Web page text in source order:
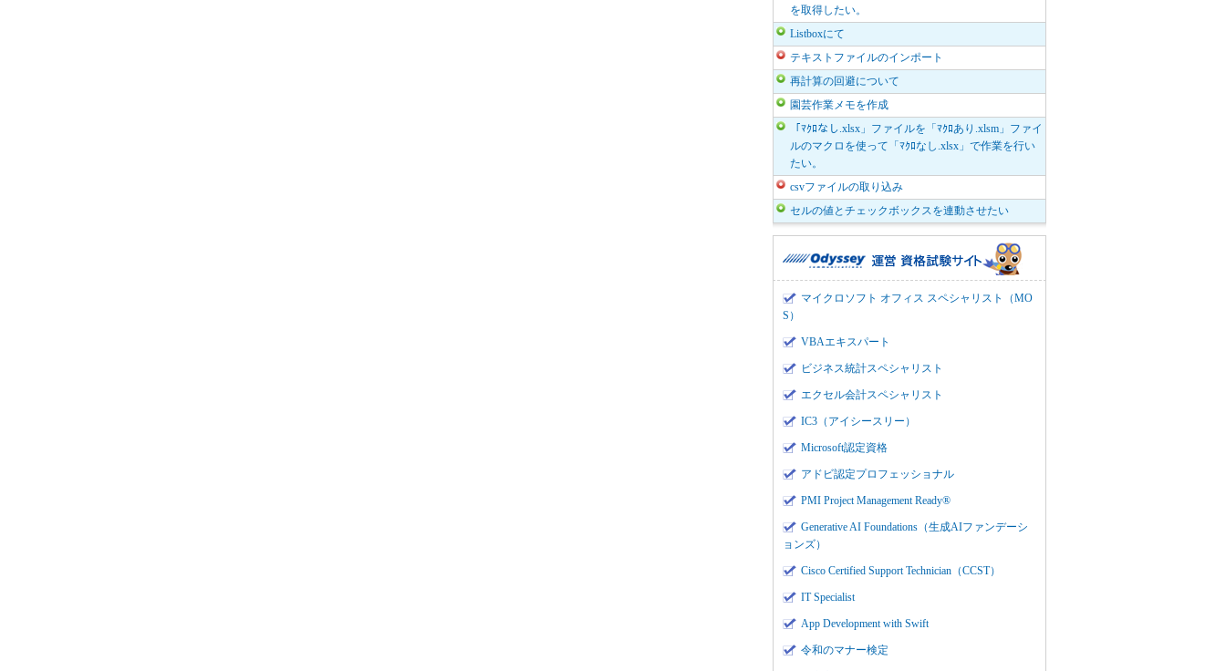
を取得したい。
Listboxにて
テキストファイルのインポート
再計算の回避について
園芸作業メモを作成
「ﾏｸﾛなし.xlsx」ファイルを「ﾏｸﾛあり.xlsm」ファイ
ルのマクロを使って「ﾏｸﾛなし.xlsx」で作業を行い
たい。
csvファイルの取り込み
セルの値とチェックボックスを連動させたい
マイクロソフト オフィス スペシャリスト（MO
S）
VBAエキスパート
ビジネス統計スペシャリスト
エクセル会計スペシャリスト
IC3（アイシースリー）
Microsoft認定資格
アドビ認定プロフェッショナル
PMI Project Management Ready®
Generative AI Foundations（生成AIファンデーシ
ョンズ）
Cisco Certified Support Technician（CCST）
IT Specialist
App Development with Swift
令和のマナー検定